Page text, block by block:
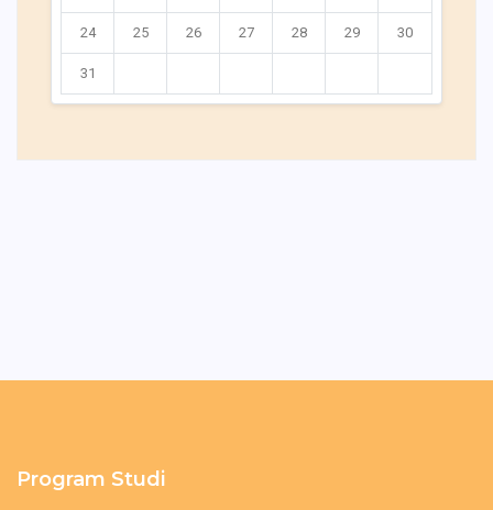
24 25 26 27 28 29 30
31
Program Studi